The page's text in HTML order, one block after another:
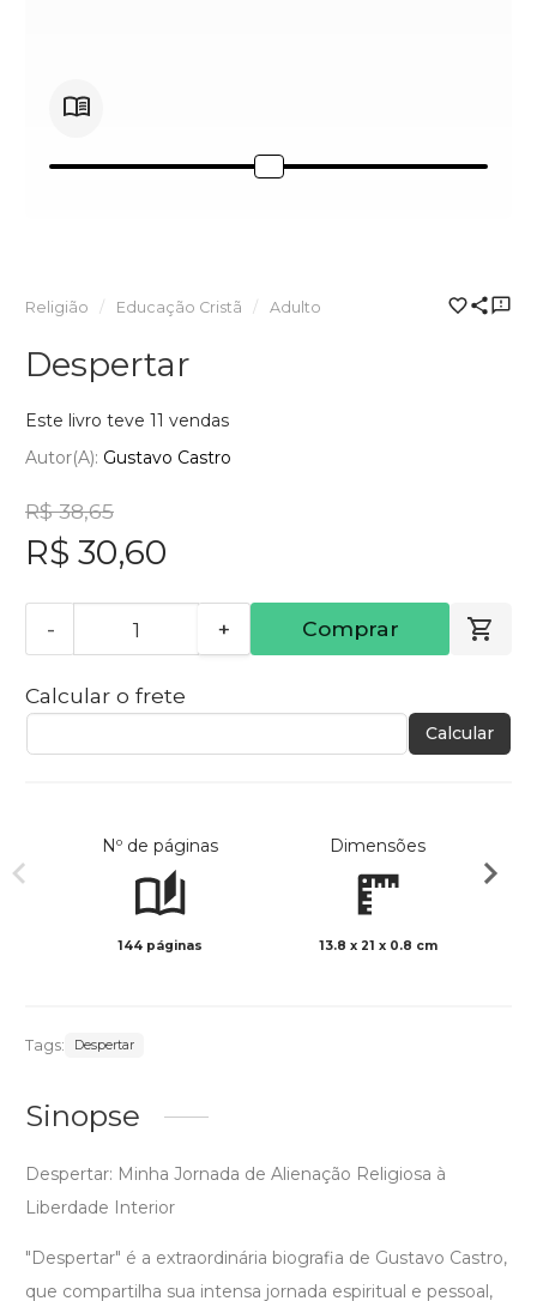
Religião Educação Cristã Adulto
Despertar
Este livro teve 11 vendas
Autor(a): Gustavo Castro
R$ 38,65
R$ 30,60
- + Comprar
Calcular o frete
Calcular
Nº de páginas
144 páginas
Dimensões
13.8 x 21 x 0.8 cm
Tags: Despertar
Sinopse
Despertar: Minha Jornada de Alienação Religiosa à
Liberdade Interior
"Despertar" é a extraordinária biografia de Gustavo Castro,
que compartilha sua intensa jornada espiritual e pessoal,